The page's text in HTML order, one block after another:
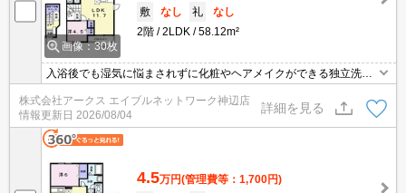
画像：30枚
敷
なし 礼
なし
2階
2LDK 58.12m²
入浴後でも湿気に悩まされずに化粧やヘアメイクができる独立洗面
ターホン越しに誰が来たのかを確認できるので安心感があります。
バルコニーのある物件です。駐車スペースプライス月3300円。多く
の方にご好評の、BS対応のアパートとなっています。
株式会社アークス エイブルネットワーク神辺店
情報更新日 2026/08/04
詳細を見る
4.5万円(管理費等：1,700円)